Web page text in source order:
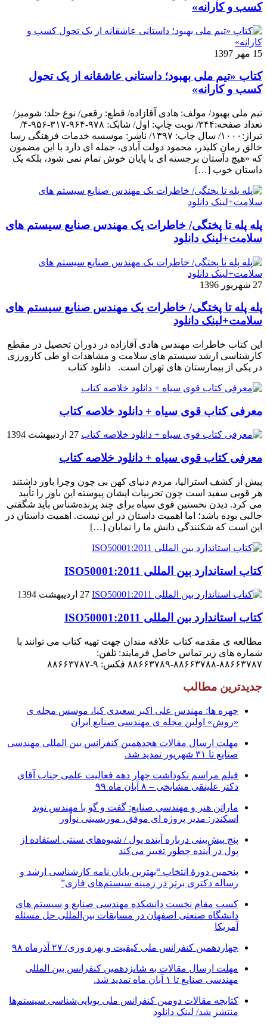
کسب و کارانه»
15 مهر 1397
کتاب «تیم ملی بهبود؛ داستانی عاشقانه از یک تحول
کسب و کارانه»
تیم ملی بهبود/ مولف: هادی آقازاده/ قطع: رقعی/ نوع جلد: شومیز/
تعداد صفحه:۳۴۴/ نوبت چاپ: اول/ شابک: ۹۷۸-۹۶۴-۳۱۷-۹۵۶-۴/
تیراژ:۱۰۰۰/ سال چاپ: ۱۳۹۷/ ناشر: موسسه خدمات فرهنگی رسا
خالق رمانِ کلیدر، محمود دولت آبادی، جمله ای دارد با این مضمون
که «هیچ داستان برجسته ای با پایان خوش تمام نمی شود، بلکه یک
داستان خوب […]
پله پله تا پختگی/ خاطرات یک مهندس صنایع سیستم های
سلامت+لینک دانلود
27 شهریور 1396
پله پله تا پختگی/ خاطرات یک مهندس صنایع سیستم های
سلامت+لینک دانلود
این کتاب خاطرات مهندس هادی آقازاده در دوران تحصیل در مقطع
کارشناسی ارشد سیستم های سلامت و مشاهدات او طی کارورزی
در یکی از بیمارستان های تهران است. دانلود کتاب
معرفی کتاب قوی سیاه + دانلود خلاصه کتاب
27 اردیبهشت 1394
معرفی کتاب قوی سیاه + دانلود خلاصه کتاب
پیش از کشف استرالیا، مردم دنیاى کهن بی چون وچرا باور داشتند
هر قویى سفید است چون تجربیات ایشان پیوسته این باور را تأیید
می کرد. دیدن نخستین قوى سیاه براى چند پرنده‌شناس باید شگفتى
جالبى بوده باشد؛ اما اهمیت داستان در این نیست. اهمیت داستان در
این است که شکنندگى دانش ما را نمایان […]
کتاب استاندارد بین المللی ISO50001:2011
27 اردیبهشت 1394
کتاب استاندارد بین المللی ISO50001:2011
مطالعه ی مقدمه کتاب علاقه مندان جهت تهیه کتاب می توانند با
شماره های زیر تماس حاصل فرمایند: تلفن:
۸۸۶۶۳۷۸۷-۸۸۶۶۳۷۸۸-۸۸۶۶۳۷۸۹ فکس: ۹-۸۸۶۶۳۷۸۷
جدیدترین مطالب
چهره ها: مهندس علی اکبر سعیدی کیا، موسس مجله ی
«روش» اولین مجله ی مهندسی صنایع ایران
مهلت ارسال مقالات هجدهمین کنفرانس بین المللی مهندسی
صنایع تا ۳۱ شهریور تمدید شد.
فیلم مراسم نکوداشت چهار دهه فعالیت علمی جناب آقای
دکتر علینقی مشایخی – ۸ آبان ماه ۹۹
ماراتن هنر و مهندسی صنایع: گفت و گو با مهندس نوید
اسکندر: مدیر پروژه ای موفق، موزیسینی نوآور
پنج پیش‌بینی درباره آینده پول / شیوه‌های سنتی استفاده از
پول در آینده چطور تغییر می‌کند
پنجمین دورۀ انتخاب “بهترین پایان ­نامه کارشناسی­ ارشد و
رساله دکتری برتر در زمینه سیستم‌های فازی”
کسب مقام نخست دانشکده مهندسی صنایع و سیستم های
دانشگاه صنعتی اصفهان در مسابقات بین‌المللی حل مسئله
آمریکا
چهاردهمین کنفرانس ملی کیفیت و بهره وری/ ۲۷ آذرماه ۹۸
مهلت ارسال مقالات به شانزدهمین کنفرانس بین المللی
مهندسی صنایع تا ۱ آبان ماه تمدید شد.
کتابچه مقالات دومین کنفرانس ملی پویایی‌شناسی سیستم‌ها
منتشر شد/ لینک دانلود